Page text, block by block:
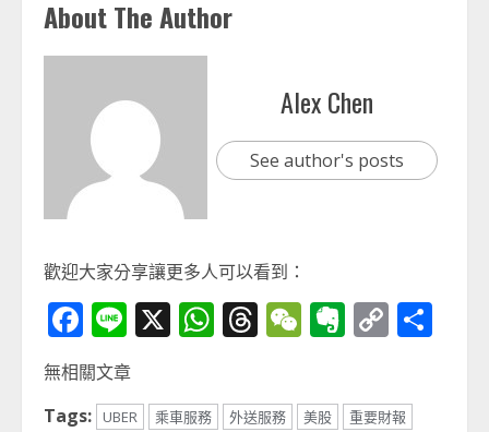
About The Author
Alex Chen
See author's posts
歡迎大家分享讓更多人可以看到：
Facebook
Line
X WhatsApp
Threads
WeChat
Evernote
Copy
無相關文章
Tags:
UBER 乘車服務 外送服務 美股 重要財報